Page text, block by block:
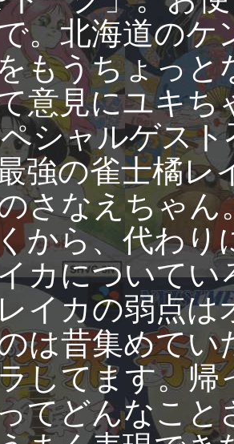
。北海道のケ
もうちょっと
意見にユキち
シャルゲス
強の雀士橘レ
さなえちゃ
から、代わり
カについて
イカの弱点は
は昔集めてい
してます。帰
てどんなこと